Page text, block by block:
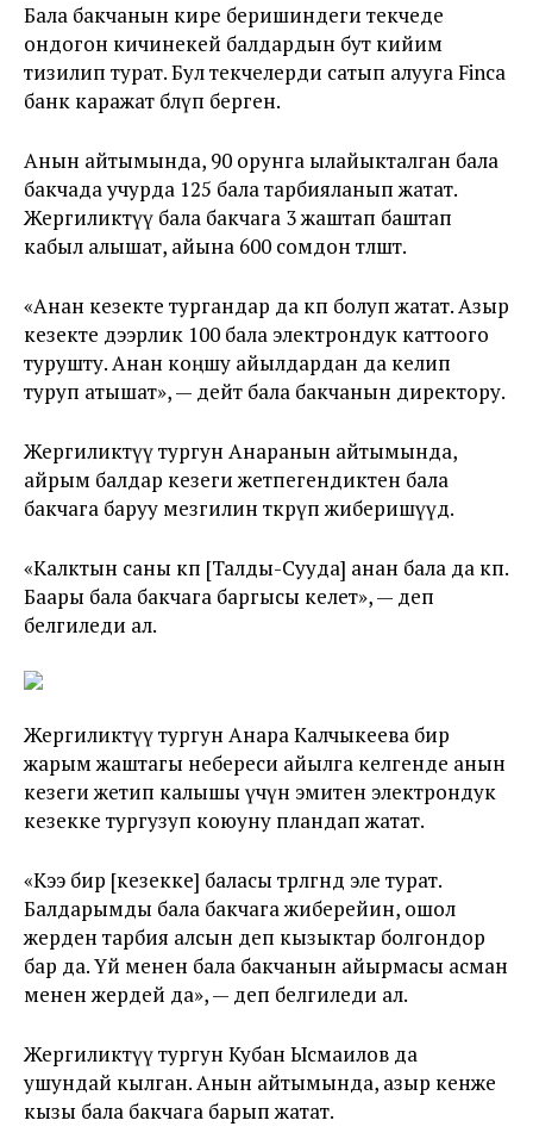
Бала бакчанын кире беришиндеги текчеде
ондогон кичинекей балдардын бут кийим
тизилип турат. Бул текчелерди сатып алууга Finca
банк каражат бөлүп берген.
Анын айтымында, 90 орунга ылайыкталган бала
бакчада учурда 125 бала тарбияланып жатат.
Жергиликтүү бала бакчага 3 жаштап баштап
кабыл алышат, айына 600 сомдон төлөшөт.
«Анан кезекте тургандар да көп болуп жатат. Азыр
кезекте дээрлик 100 бала электрондук каттоого
турушту. Анан коңшу айылдардан да келип
туруп атышат», — дейт бала бакчанын директору.
Жергиликтүү тургун Анаранын айтымында,
айрым балдар кезеги жетпегендиктен бала
бакчага баруу мезгилин өткөрүп жиберишүүдө.
«Калктын саны көп [Талды-Сууда] анан бала да көп.
Баары бала бакчага баргысы келет», — деп
белгиледи ал.
Жергиликтүү тургун Анара Калчыкеева бир
жарым жаштагы небереси айылга келгенде анын
кезеги жетип калышы үчүн эмитен электрондук
кезекке тургузуп коюуну пландап жатат.
«Кээ бирөө [кезекке] баласы төрөлгөндө эле турат.
Балдарымды бала бакчага жиберейин, ошол
жерден тарбия алсын деп кызыктар болгондор
бар да. Үй менен бала бакчанын айырмасы асман
менен жердей да», — деп белгиледи ал.
Жергиликтүү тургун Кубан Ысмаилов да
ушундай кылган. Анын айтымында, азыр кенже
кызы бала бакчага барып жатат.